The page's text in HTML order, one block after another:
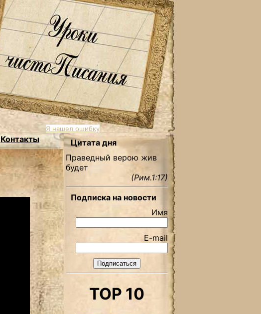
Я нашел ошибку
Контакты
Цитата дня
Праведный верою жив
будет
(Рим.1:17)
Подписка на новости
Имя
E-mail
TOP 10